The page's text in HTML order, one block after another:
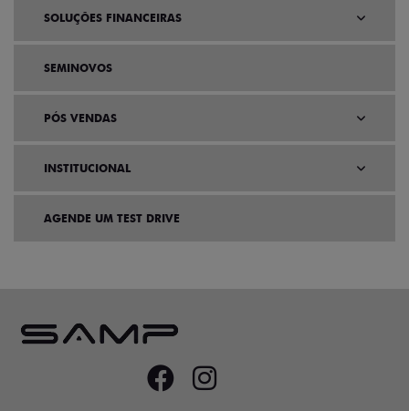
SOLUÇÕES FINANCEIRAS
SEMINOVOS
PÓS VENDAS
INSTITUCIONAL
AGENDE UM TEST DRIVE